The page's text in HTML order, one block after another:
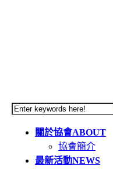
關於協會ABOUT
協會簡介
最新活動NEWS